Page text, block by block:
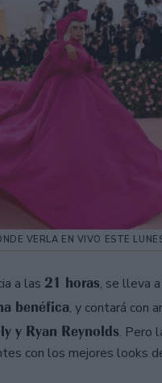
VERLA EN VIVO ESTE
a las 21 horas, se lleva
benéfica, y contará con
y Ryan Reynolds. Pero
con los mejores looks